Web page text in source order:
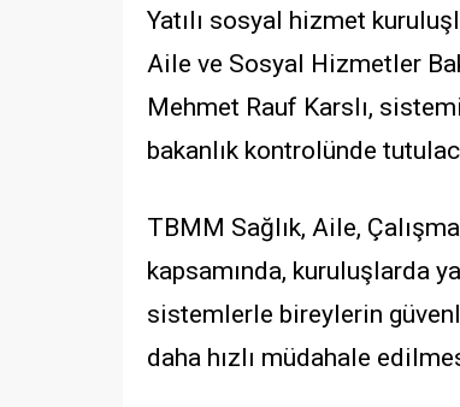
Yatılı sosyal hizmet
Aile ve Sosyal Hizmetler
Mehmet Rauf Karslı,
bakanlık kontrolünde
TBMM Sağlık, Aile,
kapsamında, kuruluşlarda
sistemlerle bireylerin
daha hızlı müdahale